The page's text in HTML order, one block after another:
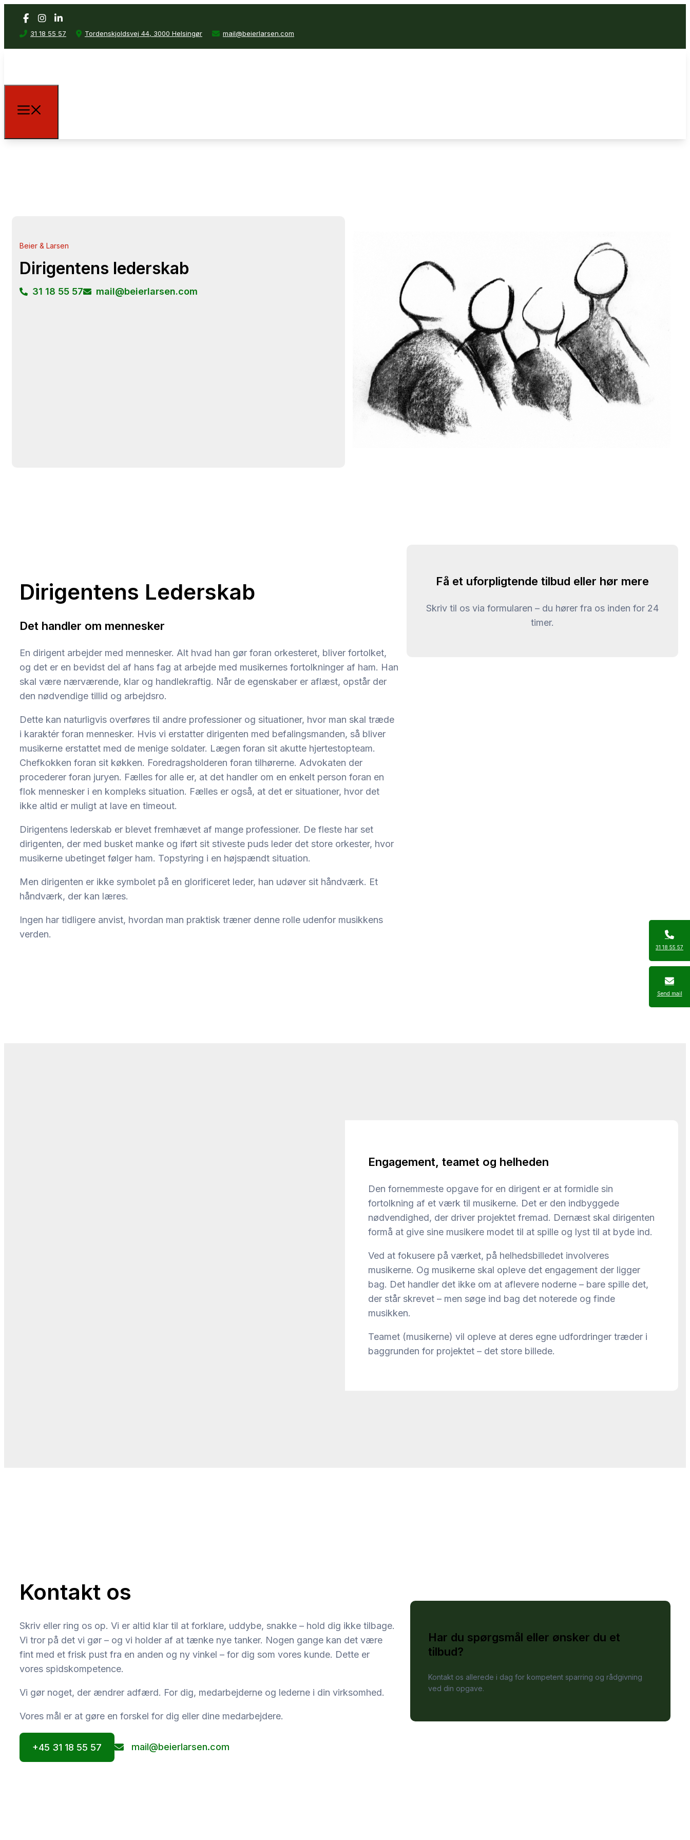
31 18 55 57 Tordenskjoldsvej 44, 3000 Helsingør mail@beierlarsen.com
Beier & Larsen
Dirigentens lederskab
31 18 55 57 mail@beierlarsen.com
Dirigentens Lederskab
Det handler om mennesker
En dirigent arbejder med mennesker. Alt hvad han gør foran orkesteret, bliver fortolket,
og det er en bevidst del af hans fag at arbejde med musikernes fortolkninger af ham. Han
skal være nærværende, klar og handlekraftig. Når de egenskaber er aflæst, opstår der
den nødvendige tillid og arbejdsro.
Dette kan naturligvis overføres til andre professioner og situationer, hvor man skal træde
i karaktér foran mennesker. Hvis vi erstatter dirigenten med befalingsmanden, så bliver
musikerne erstattet med de menige soldater. Lægen foran sit akutte hjertestopteam.
Chefkokken foran sit køkken. Foredragsholderen foran tilhørerne. Advokaten der
procederer foran juryen. Fælles for alle er, at det handler om en enkelt person foran en
flok mennesker i en kompleks situation. Fælles er også, at det er situationer, hvor det
ikke altid er muligt at lave en timeout.
Dirigentens lederskab er blevet fremhævet af mange professioner. De fleste har set
dirigenten, der med busket manke og iført sit stiveste puds leder det store orkester, hvor
musikerne ubetinget følger ham. Topstyring i en højspændt situation.
Men dirigenten er ikke symbolet på en glorificeret leder, han udøver sit håndværk. Et
håndværk, der kan læres.
Ingen har tidligere anvist, hvordan man praktisk træner denne rolle udenfor musikkens
verden.
Få et uforpligtende tilbud eller hør mere
Skriv til os via formularen – du hører fra os inden for 24
timer.
Engagement, teamet og helheden
Den fornemmeste opgave for en dirigent er at formidle sin
fortolkning af et værk til musikerne. Det er den indbyggede
nødvendighed, der driver projektet fremad. Dernæst skal dirigenten
formå at give sine musikere modet til at spille og lyst til at byde ind.
Ved at fokusere på værket, på helhedsbilledet involveres
musikerne. Og musikerne skal opleve det engagement der ligger
bag. Det handler det ikke om at aflevere noderne – bare spille det,
der står skrevet – men søge ind bag det noterede og finde
musikken.
Teamet (musikerne) vil opleve at deres egne udfordringer træder i
baggrunden for projektet – det store billede.
Kontakt os
Skriv eller ring os op. Vi er altid klar til at forklare, uddybe, snakke – hold dig ikke tilbage.
Vi tror på det vi gør – og vi holder af at tænke nye tanker. Nogen gange kan det være
fint med et frisk pust fra en anden og ny vinkel – for dig som vores kunde. Dette er
vores spidskompetence.
Vi gør noget, der ændrer adfærd. For dig, medarbejderne og lederne i din virksomhed.
Vores mål er at gøre en forskel for dig eller dine medarbejdere.
+45 31 18 55 57 mail@beierlarsen.com
Har du spørgsmål eller ønsker du et
tilbud?
Kontakt os allerede i dag for kompetent sparring og rådgivning
ved din opgave.
31 18 55 57
Send mail